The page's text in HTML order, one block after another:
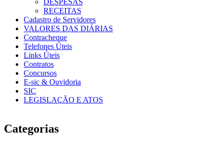
DESPESAS
RECEITAS
Cadastro de Servidores
VALORES DAS DIÁRIAS
Contracheque
Telefones Úteis
Links Úteis
Contratos
Concursos
E-sic & Ouvidoria
SIC
LEGISLAÇÃO E ATOS
Categorias